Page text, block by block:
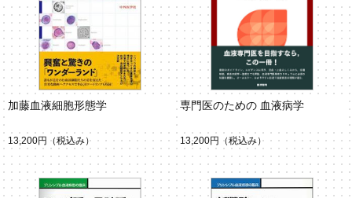
加藤血液細胞形態学
13,200円 （税込み）
専門医のための 血液病学
13,200円 （税込み）